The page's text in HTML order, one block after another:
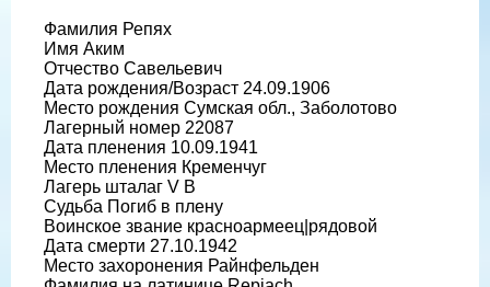
Фамилия Репях
Имя Аким
Отчество Савельевич
Дата рождения/Возраст 24.09.1906
Место рождения Сумская обл., Заболотово
Лагерный номер 22087
Дата пленения 10.09.1941
Место пленения Кременчуг
Лагерь шталаг V B
Судьба Погиб в плену
Воинское звание красноармеец|рядовой
Дата смерти 27.10.1942
Место захоронения Райнфельден